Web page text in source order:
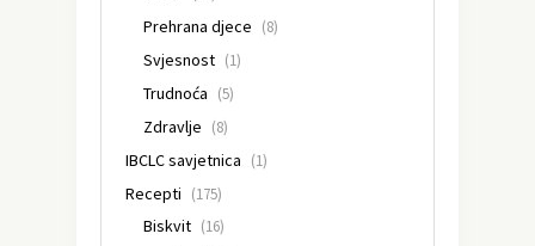
Prehrana djece (8)
Svjesnost (1)
Trudnoća (5)
Zdravlje (8)
IBCLC savjetnica (1)
Recepti (175)
Biskvit (16)